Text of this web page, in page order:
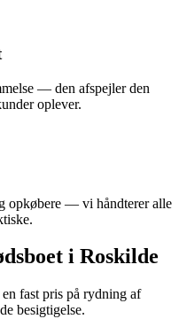
— den afspejler den
oplever.
opkøbere — vi håndterer alle
i Roskilde
fast pris på rydning af
besigtigelse.